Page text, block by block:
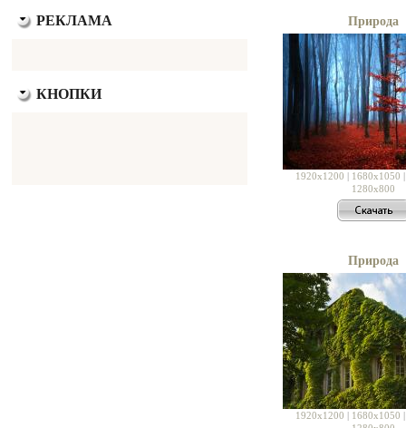
РЕКЛАМА
КНОПКИ
Природа
1920x1200 | 1680x1050
1280x800
Природа
1920x1200 | 1680x1050